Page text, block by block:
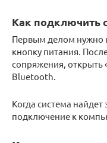
Как подключить
Первым делом нужно
кнопку питания.
сопряжения, открыть
Bluetooth.
Когда система
подключение к